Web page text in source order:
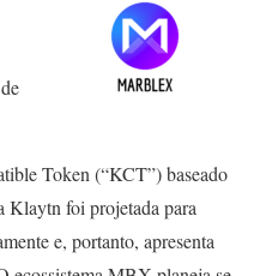
Token (“KCT”) baseado
foi projetada para
e, portanto, apresenta